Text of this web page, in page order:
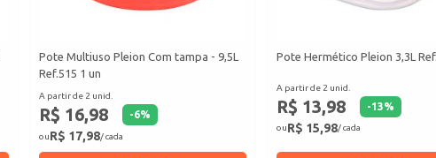
Pote Multiuso Pleion Com tampa - 9,5L
Ref.515 1 un
A partir de 2 unid.
R$ 16,98 -6%
ouR$ 17,98/ cada
Pote Hermético Pleion 3,3L
A partir de 2 unid.
R$ 13,98 -13%
ouR$ 15,98/ cada